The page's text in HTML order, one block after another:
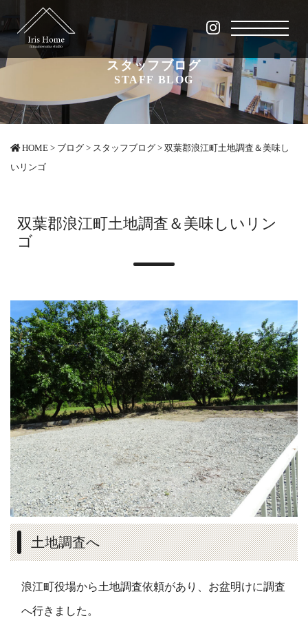
スタッフブログ
STAFF BLOG
HOME > ブログ > スタッフブログ > 双葉郡浪江町土地調査＆美味し
いリンゴ
双葉郡浪江町土地調査＆美味しいリン
ゴ
土地調査へ
浪江町役場から土地調査依頼があり、お盆明けに調査
へ行きました。